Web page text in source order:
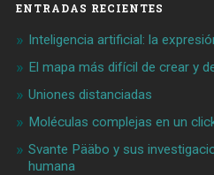
ENTRADAS RECIENTES
Inteligencia artificial: la
El mapa más difícil de crear y
Uniones distanciadas
Moléculas complejas en un
Svante Pääbo y sus
humana